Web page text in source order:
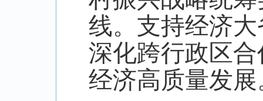
线。支持经济
深化跨行政区
经济高质量发展